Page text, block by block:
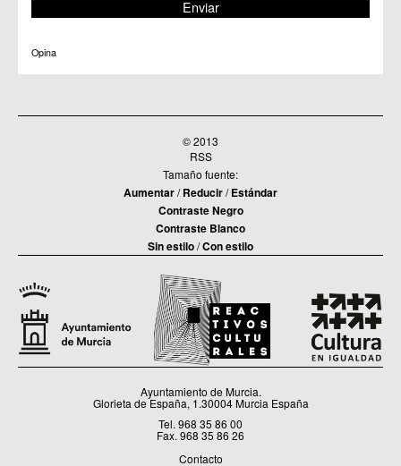
Opina
© 2013
RSS
Tamaño fuente:
Aumentar/Reducir/Estándar
Contraste Negro
Contraste Blanco
Sin estilo/Con estilo
Ayuntamiento de Murcia.
Glorieta de España, 1.30004 Murcia España
Tel. 968 35 86 00
Fax. 968 35 86 26
Contacto